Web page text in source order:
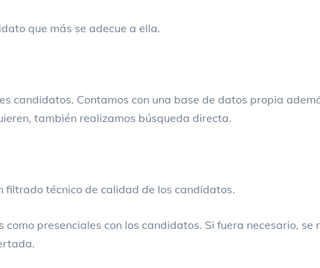
que más se adecue a ella.
candidatos. Contamos con una base de datos propia
también realizamos búsqueda directa.
filtrado técnico de calidad de los candidatos.
presenciales con los candidatos. Si fuera necesario, se